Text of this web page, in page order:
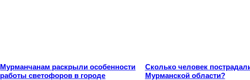
Мурманчанам раскрыли особенности
работы светофоров в городе
Сколько человек
Мурманской области?